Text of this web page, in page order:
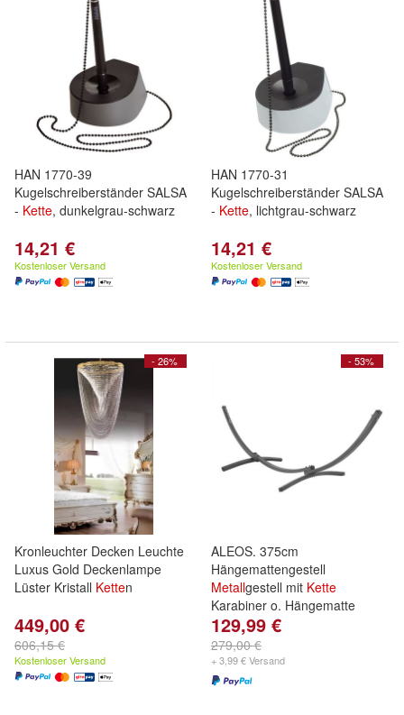
HAN 1770-39
Kugelschreiberständer SALSA
- Kette, dunkelgrau-schwarz
14,21 €
Kostenloser Versand
HAN 1770-31
Kugelschreiberständer SALSA
- Kette, lichtgrau-schwarz
14,21 €
Kostenloser Versand
- 26%
Kronleuchter Decken Leuchte
Luxus Gold Deckenlampe
Lüster Kristall Ketten
449,00 €
606,15 €
Kostenloser Versand
- 53%
ALEOS. 375cm
Hängemattengestell
Metallgestell mit Kette
Karabiner o. Hängematte
129,99 €
279,00 €
+ 3,99 € Versand